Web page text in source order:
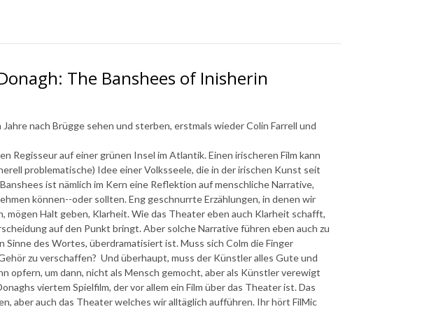
The Banshees of Inisherin
nach Brügge sehen und sterben, erstmals wieder Colin Farrell und
Regisseur auf einer grünen Insel im Atlantik. Einen irischeren Film kann
problematische) Idee einer Volksseele, die in der irischen Kunst seit
ist nämlich im Kern eine Reflektion auf menschliche Narrative,
können--oder sollten. Eng geschnurrte Erzählungen, in denen wir
mögen Halt geben, Klarheit. Wie das Theater eben auch Klarheit schafft,
auf den Punkt bringt. Aber solche Narrative führen eben auch zu
des Wortes, überdramatisiert ist. Muss sich Colm die Finger
zu verschaffen? Und überhaupt, muss der Künstler alles Gute und
opfern, um dann, nicht als Mensch gemocht, aber als Künstler verewigt
viertem Spielfilm, der vor allem ein Film über das Theater ist. Das
aber auch das Theater welches wir alltäglich aufführen. Ihr hört FilMic